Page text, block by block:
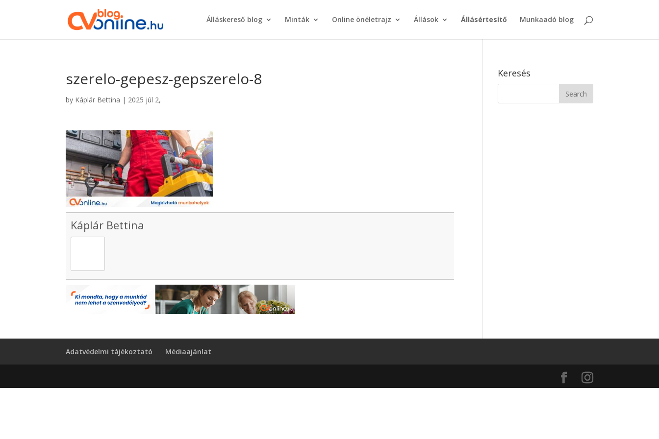
Álláskereső blog Minták Online önéletrajz Állások Állásértesítő Munkaadó blog
szerelo-gepesz-gepszerelo-8
by Káplár Bettina | 2025 júl 2,
Káplár Bettina
Keresés
Adatvédelmi tájékoztató Médiaajánlat